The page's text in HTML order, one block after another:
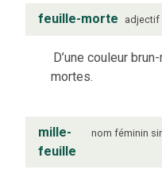
feuille-morte adjectif
D’une couleur
mortes.
mille-
feuille
nom féminin